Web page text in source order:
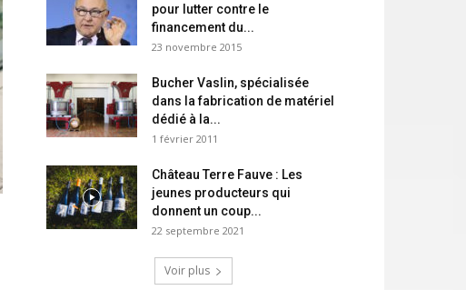
pour lutter contre le
financement du...
23 novembre 2015
Bucher Vaslin, spécialisée
dans la fabrication de matériel
dédié à la...
1 février 2011
Château Terre Fauve : Les
jeunes producteurs qui
donnent un coup...
22 septembre 2021
Voir plus